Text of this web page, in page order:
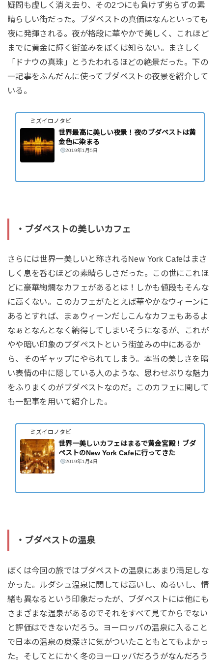
疑問も虚しく消え去り、その2つにも負けず劣らずの素
晴らしい街だった。ブダペストの真価はなんといっても
夜に発揮される。夜が格段に華やかで美しく、これほど
までに黄金に輝く街並みをぼくは知らない。まさしく
「ドナウの真珠」とうたわれるほどの絶景だった。下の
一記事をふんだんに使ってブダペストの夜景を紹介して
いる。
ミズイロノタビ
世界最高に美しい夜景！夜のブダペストは黄
金色に染まる
2019年1月5日
・ブダペストの美しいカフェ
さらには世界一美しいと称されるNew York Cafeはまさ
しく息を呑むほどの素晴らしさだった。この世にこれほ
どに豪華絢爛なカフェがあるとは！しかも値段もそんな
に高くない。このカフェがたとえば華やかなウィーンに
あるとすれば、まぁウィーンだしこんなカフェもあるよ
なぁとなんとなく納得してしまいそうになるが、これが
やや暗い印象のブダペストという街並みの中にあるか
ら、そのギャップにやられてしまう。本当の美しさを暗
い表情の中に隠している人のような、思わせぶりな魅力
をふりまくのがブダペストなのだ。このカフェに関して
も一記事を用いて紹介した。
ミズイロノタビ
世界一美しいカフェはまるで黄金宮殿！ブダ
ペストのNew York Cafeに行ってきた
2019年1月4日
・ブダペストの温泉
ぼくは今回の旅ではブダペストの温泉にあまり満足しな
かった。ルダシュ温泉に関しては高いし、ぬるいし、情
緒も異なるという印象だったが、ブダペストには他にも
さまざまな温泉があるのでそれをすべて見てからでない
と評価はできないだろう。ヨーロッパの温泉に入ること
で日本の温泉の奥深さに気がついたこともとてもよかっ
た。そしてとにかく冬のヨーロッパだろうがなんだろう